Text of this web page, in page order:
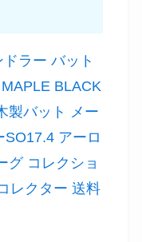
ラー バット
BLACK
製バット メー
アーロ
グ コレクショ
レクター 送料